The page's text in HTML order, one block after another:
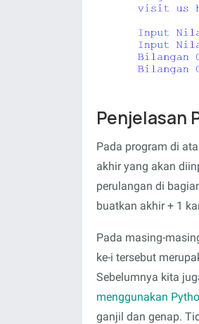
Penjelasan
Pada program di
akhir yang akan
perulangan di
buatkan akhir + 1
Pada masing-
ke-i tersebut
Sebelumnya kita
menggunakan
ganjil dan genap.